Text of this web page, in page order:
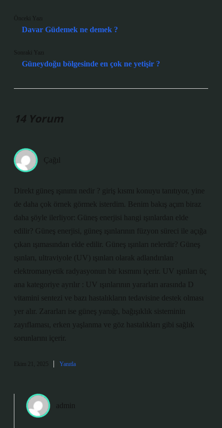
Önceki Yazı
Davar Güdemek ne demek ?
Sonraki Yazı
Güneydoğu bölgesinde en çok ne yetişir ?
14 Yorum
Çağıl
Direkt güneş ışınımı nedir ? giriş kısmı konuyu tanıtıyor, yine
de daha çok örnek görmek isterdim. Benim bakış açım biraz
daha şöyle ilerliyor: Güneş enerjisi hangi ışınlardan elde
edilir? Güneş enerjisi, güneş ışınlarının füzyon süreci ile açığa
çıkan ışımasından elde edilir. Güneş ışınları nelerdir? Güneş
ışınları, ultraviyole (UV) ışınları olarak adlandırılan
elektromanyetik radyasyonun bir kısmını içerir. UV ışınları üç
ana kategoriye ayrılır : UV ışınlarının yararları arasında D
vitamini sentezi ve bazı hastalıkların tedavisine destek olması
yer alır. Zararları ise güneş yanığı, bağışıklık sisteminin
zayıflaması, erken yaşlanma ve göz hastalıkları gibi sağlık
sorunlarını içerir.
Ekim 21, 2025 Yanıtla
admin